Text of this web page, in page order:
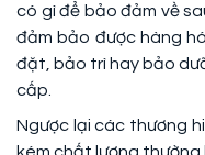
có gì để bảo đảm về
đảm bảo được hàng
đặt, bảo trì hay bảo
cấp.
Ngược lại các thương